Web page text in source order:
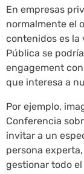
En empresas
normalmente el
contenidos es la
Pública se
engagement
que interesa a
Por ejemplo,
Conferencia
invitar a un
persona
gestionar todo